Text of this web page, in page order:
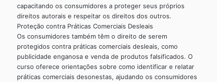
capacitando os consumidores a proteger seus próprios
direitos autorais e respeitar os direitos dos outros.
Proteção contra Práticas Comerciais Desleais
Os consumidores também têm o direito de serem
protegidos contra práticas comerciais desleais, como
publicidade enganosa e venda de produtos falsificados. O
curso oferece orientações sobre como identificar e relatar
práticas comerciais desonestas, ajudando os consumidores